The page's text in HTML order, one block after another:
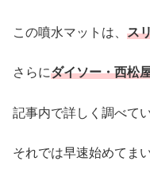
この噴水マットは、 ス
さらにダイソー・西松
記事内で詳しく調べて
それでは早速始めてま